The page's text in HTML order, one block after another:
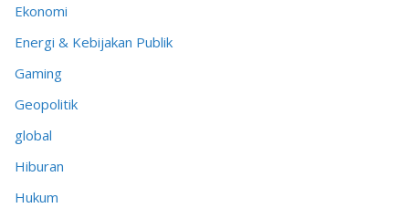
Ekonomi
Energi & Kebijakan Publik
Gaming
Geopolitik
global
Hiburan
Hukum